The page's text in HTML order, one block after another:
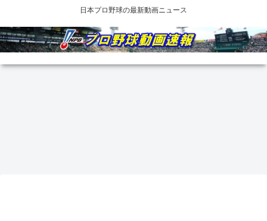
日本プロ野球の最新動画ニュース